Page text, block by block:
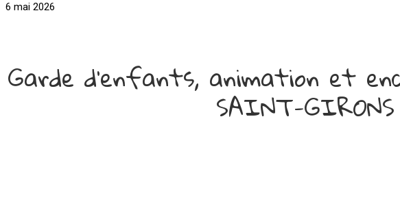
6 mai 2026
Garde d'enfants, animation et
SAINT-